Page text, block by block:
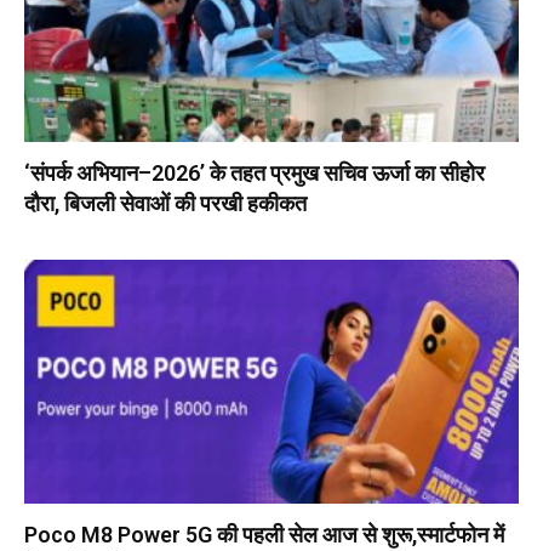
‘संपर्क अभियान–2026’ के तहत प्रमुख सचिव ऊर्जा का सीहोर
दौरा, बिजली सेवाओं की परखी हकीकत
Poco M8 Power 5G की पहली सेल आज से शुरू,स्मार्टफोन में